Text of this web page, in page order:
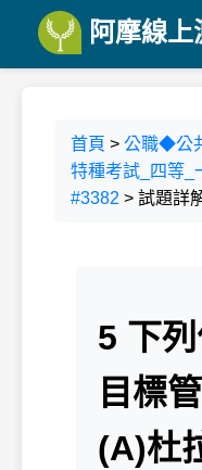
阿摩線上
首頁 > 公職◆公
特種考試_四等_
#3382 > 試題詳
5 下
目標
(A)杜